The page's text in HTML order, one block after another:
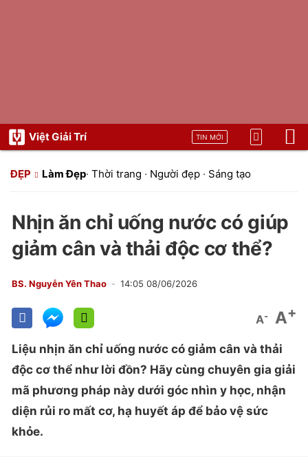
Việt Giải Trí TIN MỚI
ĐẸP Làm Đẹp· Thời trang · Người đẹp · Sáng tạo
Nhịn ăn chỉ uống nước có giúp
giảm cân và thải độc cơ thể?
BS. Nguyễn Yên Thao 14:05 08/06/2026
A- A+
Liệu nhịn ăn chỉ uống nước có giảm cân và thải
độc cơ thể như lời đồn? Hãy cùng chuyên gia giải
mã phương pháp này dưới góc nhìn y học, nhận
diện rủi ro mất cơ, hạ huyết áp để bảo vệ sức
khỏe.